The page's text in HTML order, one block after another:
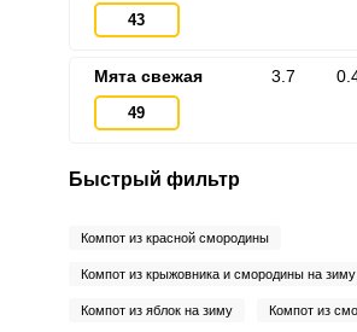
43
Мята свежая
49
3.7
Быстрый фильтр
Компот из красной смородины
Компот из крыжовника и смородины на зиму
Компот из яблок на зиму Компот из